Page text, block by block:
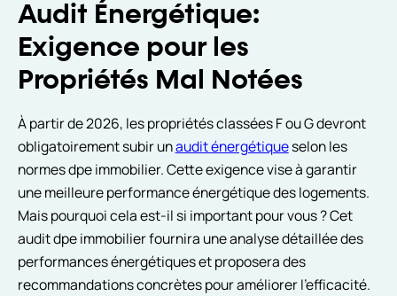
Audit Énergétique:
Exigence pour les
Propriétés Mal Notées
À partir de 2026, les propriétés classées F ou G devront
obligatoirement subir unaudit énergétiqueselon les
normes dpe immobilier. Cette exigence vise à garantir
une meilleure performance énergétique des logements.
Mais pourquoi cela est-il si important pour vous ? Cet
audit dpe immobilier fournira une analyse détaillée des
performances énergétiques et proposera des
recommandations concrètes pour améliorer l'efficacité.